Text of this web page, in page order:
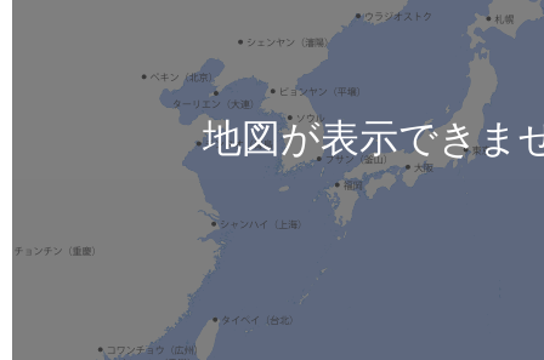
地図が表示できま